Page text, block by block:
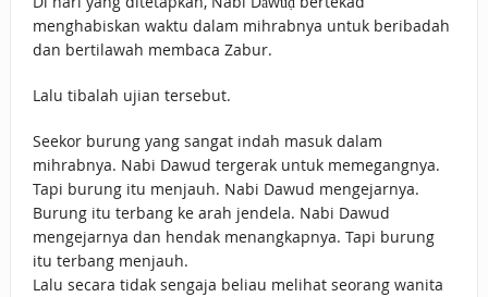
menghabiskan waktu dalam mihrabnya untuk beribadah
dan bertilawah membaca Zabur.
Lalu tibalah ujian tersebut.
Seekor burung yang sangat indah masuk dalam
mihrabnya. Nabi Dawud tergerak untuk memegangnya.
Tapi burung itu menjauh. Nabi Dawud mengejarnya.
Burung itu terbang ke arah jendela. Nabi Dawud
mengejarnya dan hendak menangkapnya. Tapi burung
itu terbang menjauh.
Lalu secara tidak sengaja beliau melihat seorang wanita